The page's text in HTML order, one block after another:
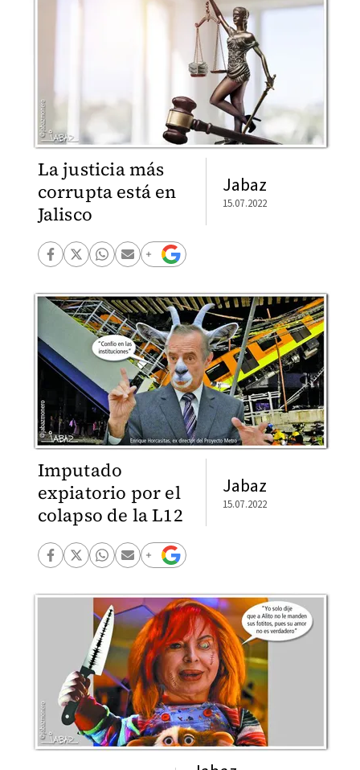
La justicia más
corrupta está en
Jalisco
Jabaz
15.07.2022
Imputado
expiatorio por el
colapso de la L12
Jabaz
15.07.2022